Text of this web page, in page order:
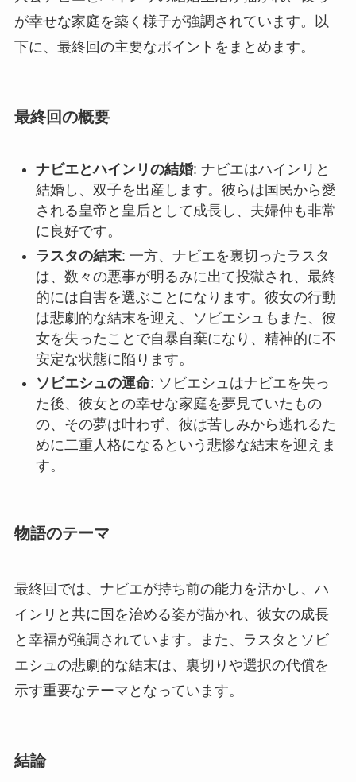
が幸せな家庭を築く様子が強調されています。以
下に、最終回の主要なポイントをまとめます。
最終回の概要
ナビエとハインリの結婚: ナビエはハインリと
結婚し、双子を出産します。彼らは国民から愛
される皇帝と皇后として成長し、夫婦仲も非常
に良好です。
ラスタの結末: 一方、ナビエを裏切ったラスタ
は、数々の悪事が明るみに出て投獄され、最終
的には自害を選ぶことになります。彼女の行動
は悲劇的な結末を迎え、ソビエシュもまた、彼
女を失ったことで自暴自棄になり、精神的に不
安定な状態に陥ります。
ソビエシュの運命: ソビエシュはナビエを失っ
た後、彼女との幸せな家庭を夢見ていたもの
の、その夢は叶わず、彼は苦しみから逃れるた
めに二重人格になるという悲惨な結末を迎えま
す。
物語のテーマ
最終回では、ナビエが持ち前の能力を活かし、ハ
インリと共に国を治める姿が描かれ、彼女の成長
と幸福が強調されています。また、ラスタとソビ
エシュの悲劇的な結末は、裏切りや選択の代償を
示す重要なテーマとなっています。
結論